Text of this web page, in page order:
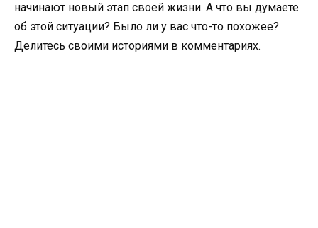
начинают новый этап своей жизни. А что вы думаете
об этой ситуации? Было ли у вас что-то похожее?
Делитесь своими историями в комментариях.